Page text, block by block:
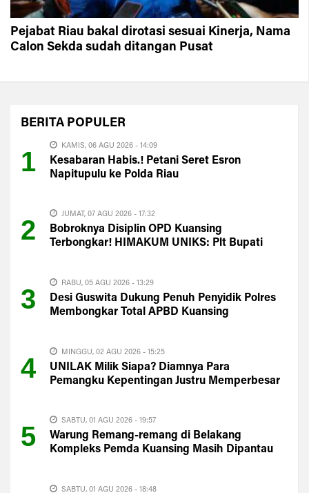
Pejabat Riau bakal dirotasi sesuai Kinerja, Nama
Calon Sekda sudah ditangan Pusat
BERITA POPULER
1
KAMIS, 06 AGU 2026 - 14:09
Kesabaran Habis.! Petani Seret Esron
Napitupulu ke Polda Riau
2
JUMAT, 07 AGU 2026 - 17:32
Bobroknya Disiplin OPD Kuansing
Terbongkar! HIMAKUM UNIKS: Plt Bupati
3
RABU, 05 AGU 2026 - 13:29
Desi Guswita Dukung Penuh Penyidik Polres
Membongkar Total APBD Kuansing
4
MINGGU, 02 AGU 2026 - 15:25
UNILAK Milik Siapa? Diamnya Para
Pemangku Kepentingan Justru Memperbesar
5
SABTU, 01 AGU 2026 - 19:57
Warung Remang-remang di Belakang
Kompleks Pemda Kuansing Masih Dipantau
SABTU, 01 AGU 2026 - 18:48